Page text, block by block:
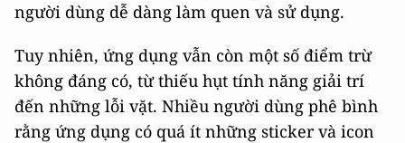
người dùng dễ dàng làm quen và sử dụng.
Tuy nhiên, ứng dụng vẫn còn một số điểm trừ
không đáng có, từ thiếu hụt tính năng giải trí
đến những lỗi vặt. Nhiều người dùng phê bình
rằng ứng dụng có quá ít những sticker và icon